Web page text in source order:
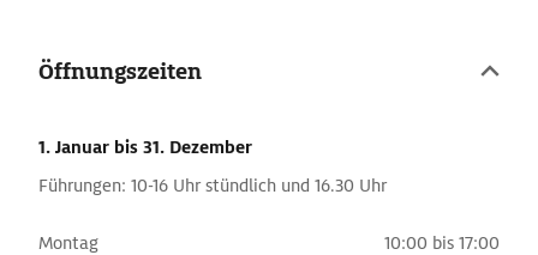
Öffnungszeiten
1. Januar bis 31. Dezember
Führungen: 10-16 Uhr stündlich und 16.30 Uhr
Montag 10:00 bis 17:00